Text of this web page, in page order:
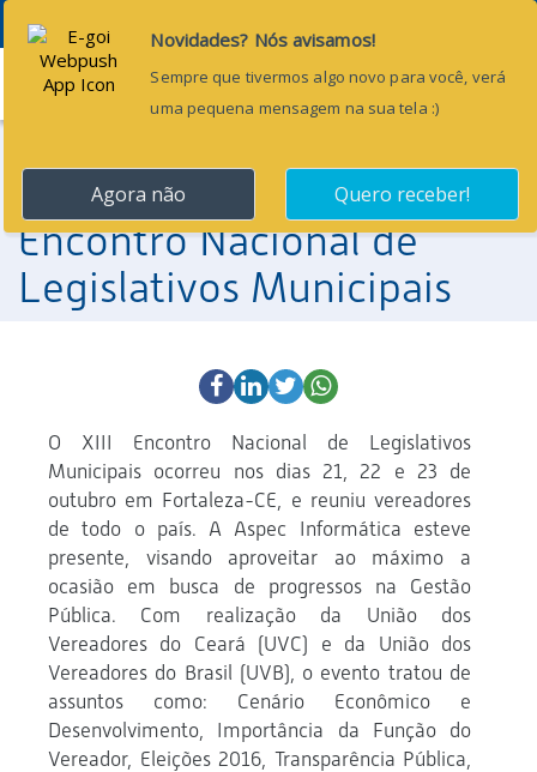
Menu
Último dia do XIII
Encontro Nacional de
Legislativos Municipais
O XIII Encontro Nacional de Legislativos
Municipais ocorreu nos dias 21, 22 e 23 de
outubro em Fortaleza-CE, e reuniu vereadores
de todo o país. A Aspec Informática esteve
presente, visando aproveitar ao máximo a
ocasião em busca de progressos na Gestão
Pública. Com realização da União dos
Vereadores do Ceará (UVC) e da União dos
Vereadores do Brasil (UVB), o evento tratou de
assuntos como: Cenário Econômico e
Desenvolvimento, Importância da Função do
Vereador, Eleições 2016, Transparência Pública,